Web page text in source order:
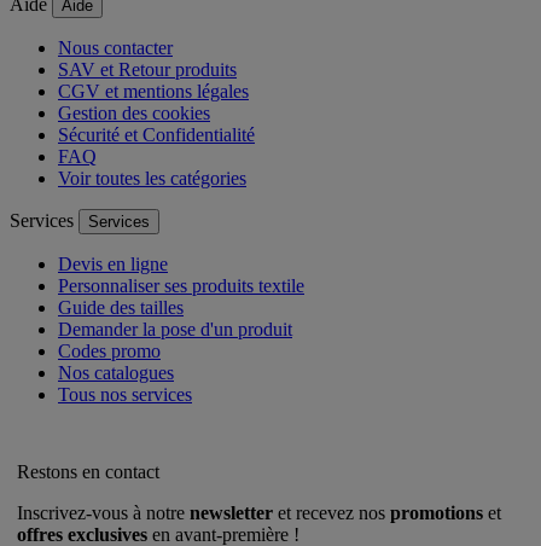
Aide
Aide
Nous contacter
SAV et Retour produits
CGV et mentions légales
Gestion des cookies
Sécurité et Confidentialité
FAQ
Voir toutes les catégories
Services Services
Devis en ligne
Personnaliser ses produits textile
Guide des tailles
Demander la pose d'un produit
Codes promo
Nos catalogues
Tous nos services
Restons en contact
Inscrivez-vous à notre newsletter et recevez nos promotions et
offres exclusives en avant-première !